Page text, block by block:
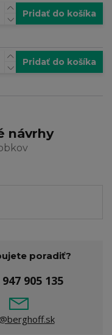
Pridať do košíka
Pridať do košíka
návrhy
poradiť?
905 135